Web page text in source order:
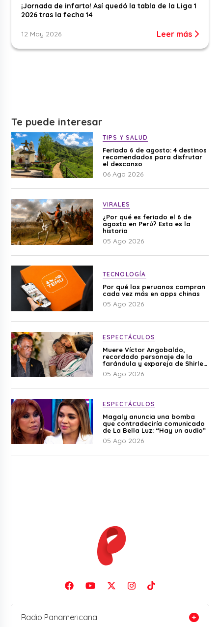
¡Jornada de infarto! Así quedó la tabla de la Liga 1
2026 tras la fecha 14
12 May 2026 Leer más
Te puede interesar
TIPS Y SALUD
Feriado 6 de agosto: 4 destinos
recomendados para disfrutar
el descanso
06 Ago 2026
VIRALES
¿Por qué es feriado el 6 de
agosto en Perú? Esta es la
historia
05 Ago 2026
TECNOLOGÍA
Por qué los peruanos compran
cada vez más en apps chinas
05 Ago 2026
ESPECTÁCULOS
Muere Víctor Angobaldo,
recordado personaje de la
farándula y expareja de Shirley
Cherres
05 Ago 2026
ESPECTÁCULOS
Magaly anuncia una bomba
que contradeciría comunicado
de La Bella Luz: “Hay un audio”
05 Ago 2026
Radio Panamericana